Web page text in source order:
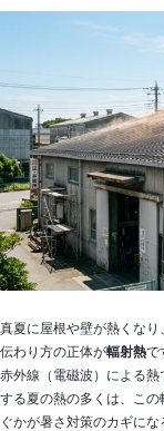
真夏に屋根や壁が熱くな
伝わり方の正体が輻射熱で
赤外線（電磁波）による熱
する夏の熱の多くは、こ
ぐかが暑さ対策のカギにな